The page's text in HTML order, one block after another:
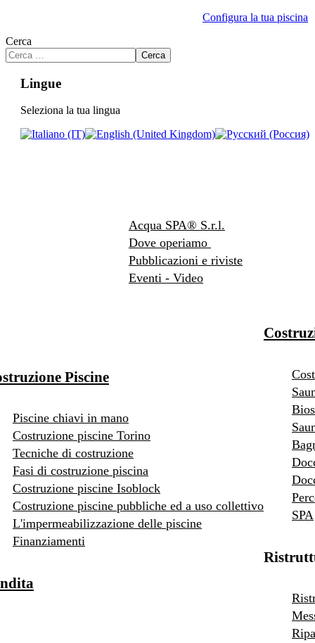
Configura la tua piscina
Cerca
Cerca
Lingue
Seleziona la tua lingua
Acqua SPA® S.r.l.
Dove operiamo
Pubblicazioni e riviste
Eventi - Video
Piscine
Piscine chiavi in mano
Costruzione piscine Torino
Tecniche di costruzione
Fasi di costruzione piscina
Costruzione piscine Isoblock
Costruzione piscine pubbliche ed a uso collettivo
L'impermeabilizzazione delle piscine
Finanziamenti
SPA